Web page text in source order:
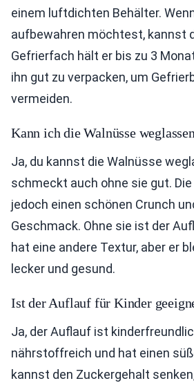
einem luftdichten Behälter.
aufbewahren möchtest, kannst
Gefrierfach hält er bis zu 3
ihn gut zu verpacken, um
vermeiden.
Kann ich die Walnüsse
Ja, du kannst die Walnüsse
schmeckt auch ohne sie gut.
jedoch einen schönen Crunch
Geschmack. Ohne sie ist der
hat eine andere Textur, aber er
lecker und gesund.
Ist der Auflauf für Kinder
Ja, der Auflauf ist
nährstoffreich und hat einen
kannst den Zuckergehalt